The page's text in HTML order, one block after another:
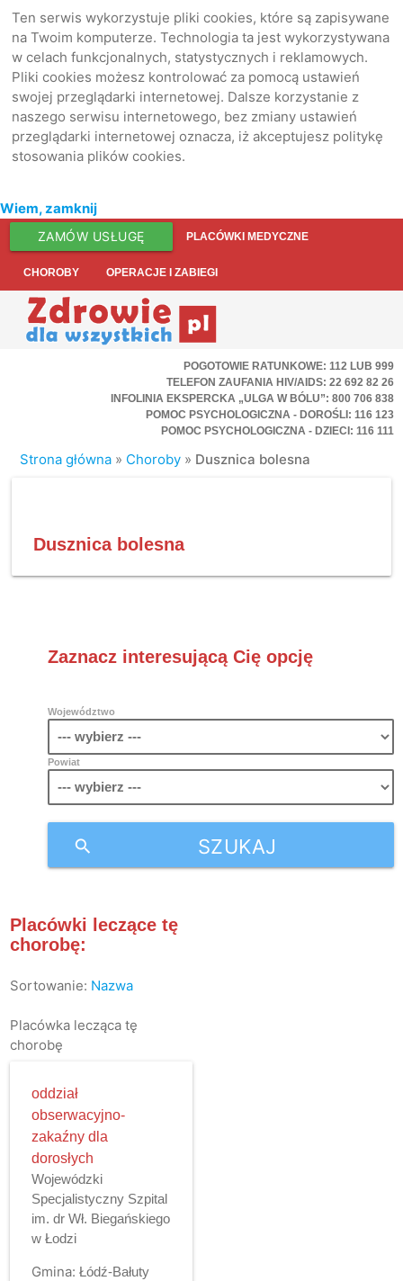
Ten serwis wykorzystuje pliki cookies, które są zapisywane
na Twoim komputerze. Technologia ta jest wykorzystywana
w celach funkcjonalnych, statystycznych i reklamowych.
Pliki cookies możesz kontrolować za pomocą ustawień
swojej przeglądarki internetowej. Dalsze korzystanie z
naszego serwisu internetowego, bez zmiany ustawień
przeglądarki internetowej oznacza, iż akceptujesz politykę
stosowania plików cookies.
Wiem, zamknij
ZAMÓW USŁUGĘ PLACÓWKI MEDYCZNE
CHOROBY OPERACJE I ZABIEGI
POGOTOWIE RATUNKOWE: 112 LUB 999
TELEFON ZAUFANIA HIV/AIDS: 22 692 82 26
INFOLINIA EKSPERCKA „ULGA W BÓLU”: 800 706 838
POMOC PSYCHOLOGICZNA - DOROŚLI: 116 123
POMOC PSYCHOLOGICZNA - DZIECI: 116 111
Strona główna » Choroby » Dusznica bolesna
Dusznica bolesna
Zaznacz interesującą Cię opcję
Województwo
Powiat
SZUKAJ
search
Placówki leczące tę
chorobę:
Sortowanie: Nazwa
Placówka lecząca tę
chorobę
oddział
obserwacyjno-
zakaźny dla
dorosłych
Wojewódzki
Specjalistyczny Szpital
im. dr Wł. Biegańskiego
w Łodzi
Gmina: Łódź-Bałuty